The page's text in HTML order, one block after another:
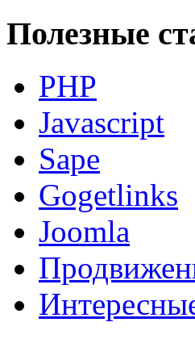
Полезные
PHP
Javascript
Sape
Gogetlinks
Joomla